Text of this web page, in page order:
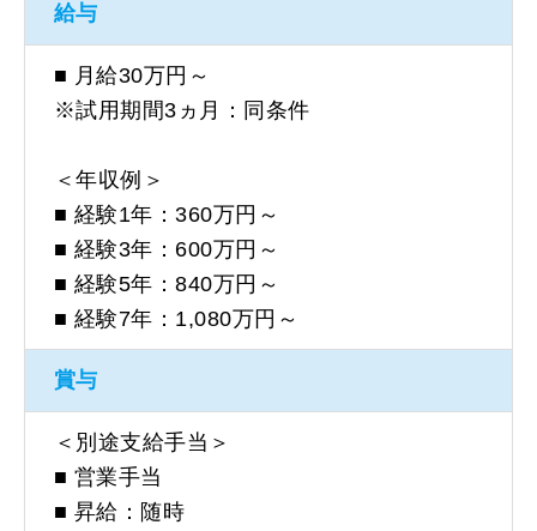
給与
■ 月給30万円～
※試用期間3ヵ月：同条件
＜年収例＞
■ 経験1年：360万円～
■ 経験3年：600万円～
■ 経験5年：840万円～
■ 経験7年：1,080万円～
賞与
＜別途支給手当＞
■ 営業手当
■ 昇給：随時